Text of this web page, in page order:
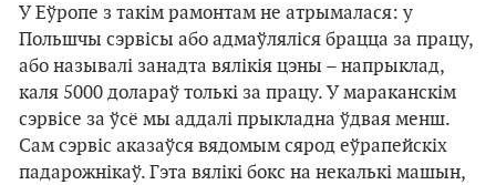
У Еўропе з такім рамонтам не атрымалася: у
Польшчы сэрвісы або адмаўляліся брацца за працу,
або называлі занадта вялікія цэны – напрыклад,
каля 5000 долараў толькі за працу. У мараканскім
сэрвісе за ўсё мы аддалі прыкладна ўдвая менш.
Сам сэрвіс аказаўся вядомым сярод еўрапейскіх
падарожнікаў. Гэта вялікі бокс на некалькі машын,